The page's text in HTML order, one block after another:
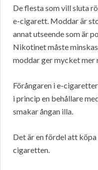
De flesta som vill sluta
e-cigarett. Moddar är
annat utseende som är
Nikotinet måste
moddar ger mycket mer
Förångaren i e-
i princip en behållare
smakar ångan illa.
Det är en fördel att
cigaretten.